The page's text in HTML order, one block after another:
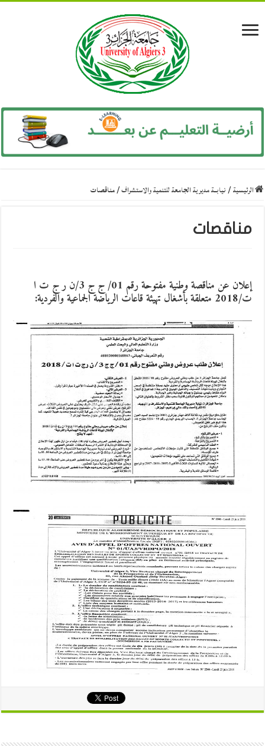
الرئيسية/نيابــة مديرية الجامعة للتنمية والاستشراف/مناقصات
مناقصات
إعلان عن مناقصة وطنية مفتوحة رقم 01/ ج ج 3/ن ر ج ت ا
ت/2018 متعلقة بأشغال تهيئة قاعات الرياضة الجماعية والفردية: